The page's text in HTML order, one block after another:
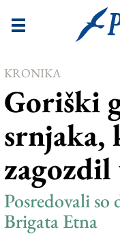
Novice
Goriška
Kultura
Šport
Še
Vreme
V Kioskih
KRONIKA
Goriški
srnjaka,
Posredovali so
Brigata Etna